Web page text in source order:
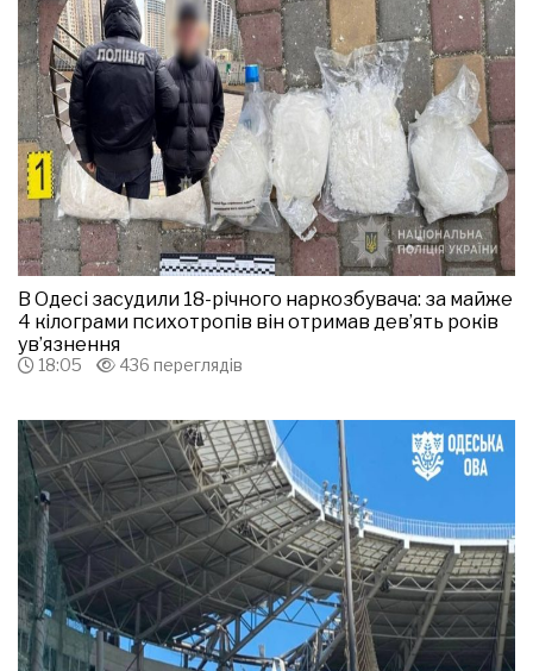
В Одесі засудили 18-річного наркозбувача: за майже
4 кілограми психотропів він отримав дев’ять років
ув’язнення
18:05 436 переглядів